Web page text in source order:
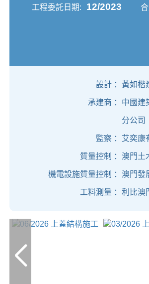
工程委託日期: 12/2023
設計 ： 黃如楷
承建商 ： 中國建
分公司
監察 ： 艾奕康
質量控制 ： 澳門土
機電設施質量控制 ： 澳門發
工料測量 ：利比澳